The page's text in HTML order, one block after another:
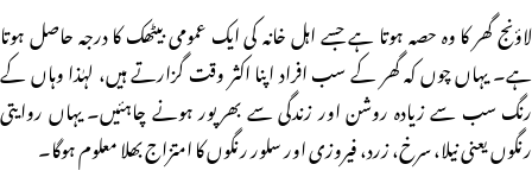
لاؤنج گھر کا وہ حصہ ہوتا ہے جسے اہل خانہ کی ایک عمومی بیٹھک کا درجہ حاصل ہوتا
ہے۔ یہاں چوں کہ گھر کے سب افراد اپنا اکثر وقت گزارتے ہیں، لہٰذا وہاں کے
رنگ سب سے زیادہ روشن اور زندگی سے بھرپور ہونے چاہئیں۔ یہاں روایتی
رنگوں یعنی نیلا، سرخ، زرد، فیروزی اور سلور رنگوں کا امتزاج بھلا معلوم ہوگا۔